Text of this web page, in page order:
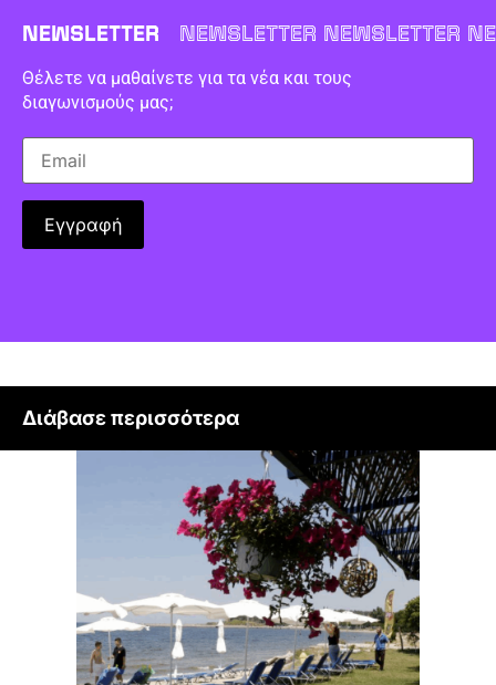
NEWSLETTER NEWSLETTER NEWSLETTER
Θέλετε να μαθαίνετε για τα νέα και τους
διαγωνισμούς μας;
Διάβασε περισσότερα